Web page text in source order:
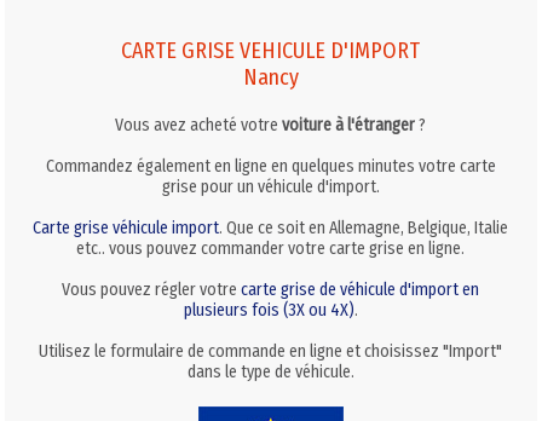
CARTE GRISE VEHICULE D'IMPORT
Nancy
Vous avez acheté votrevoiture à l'étranger?
Commandez également en ligne en quelques minutes votre carte
grise pour un véhicule d'import.
Carte grise véhicule import. Que ce soit en Allemagne, Belgique, Italie
etc.. vous pouvez commander votre carte grise en ligne.
Vous pouvez régler votrecarte grise de véhicule d'import en
plusieurs fois (3X ou 4X).
Utilisez le formulaire de commande en ligne et choisissez "Import"
dans le type de véhicule.